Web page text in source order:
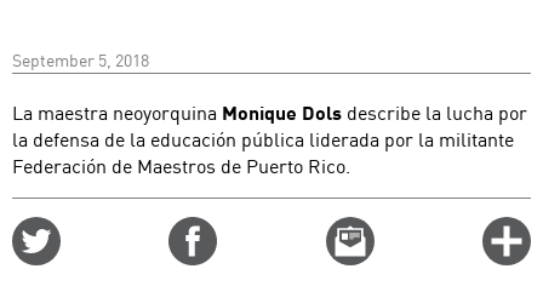
September 5, 2018
La maestra neoyorquina Monique Dols describe la lucha por
la defensa de la educación pública liderada por la militante
Federación de Maestros de Puerto Rico.
Email
this